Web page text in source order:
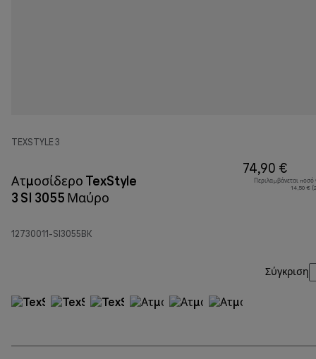
TEXSTYLE 3
Ατμοσίδερο TexStyle
3 SI 3055 Μαύρο
12730011-SI3055BK
74,90 €
Περιλαμβάνεται
14,50 €
Σύγκριση